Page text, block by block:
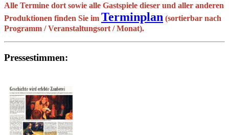
Alle Termine dort sowie alle Gastspiele dieser und aller anderen
Produktionen finden Sie im Terminplan (sortierbar nach
Programm / Veranstaltungsort / Monat).
Pressestimmen: